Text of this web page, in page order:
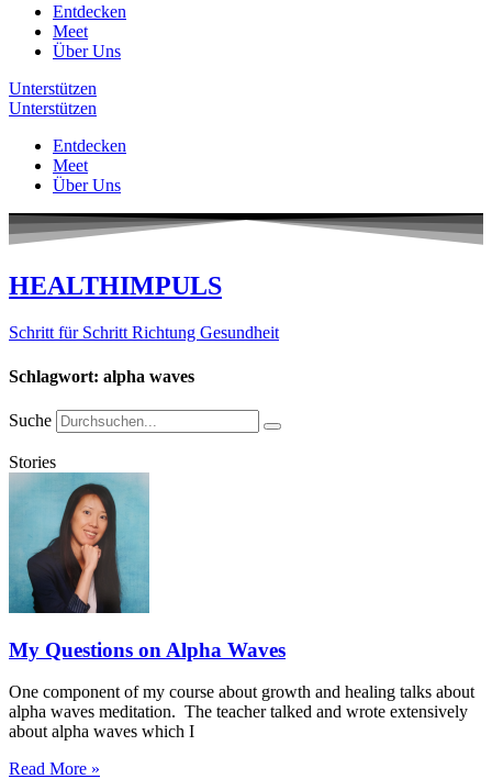
Entdecken
Meet
Über Uns
Unterstützen
Unterstützen
Entdecken
Meet
Über Uns
HEALTHIMPULS
Schritt für Schritt Richtung Gesundheit
Schlagwort: alpha waves
Suche
Stories
My Questions on Alpha Waves
One component of my course about growth and healing talks about
alpha waves meditation. The teacher talked and wrote extensively
about alpha waves which I
Read More »